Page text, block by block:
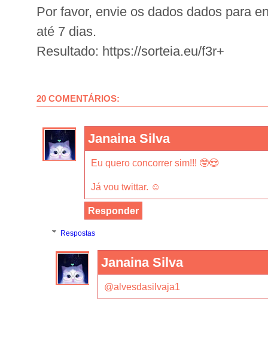
Por favor, envie os dados dados para
até 7 dias.
Resultado: https://sorteia.eu/f3r+
20 COMENTÁRIOS:
Janaina Silva
Eu quero concorrer sim!!! 🤓😍
Já vou twittar. ☺
Responder
Respostas
Janaina Silva
@alvesdasilvaja1